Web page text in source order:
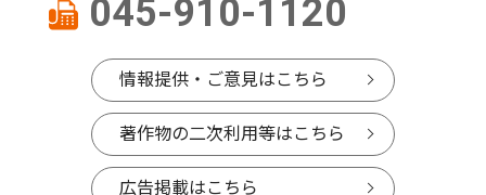
045-910-1120
情報提供・ご意見はこちら
著作物の二次利用等はこちら
広告掲載はこちら